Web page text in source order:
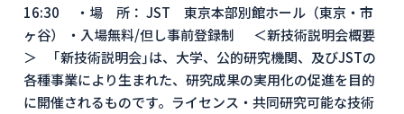
16:30 ・場 所： JST 東京本部別館ホール（東京・市
ヶ谷） ・入場無料/但し事前登録制 ＜新技術説明会概要
＞ ｢新技術説明会｣は、大学、公的研究機関、及びJSTの
各種事業により生まれた、研究成果の実用化の促進を目的
に開催されるものです。ライセンス・共同研究可能な技術